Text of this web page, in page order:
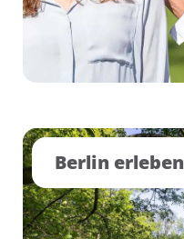
Berlin erleben